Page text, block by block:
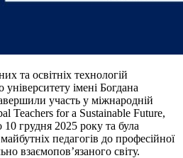
та освітніх технологій
імені Богдана
участь у міжнародній
Teachers for a Sustainable Future,
грудня 2025 року та була
педагогів до професійної
взаємопов’язаного світу.